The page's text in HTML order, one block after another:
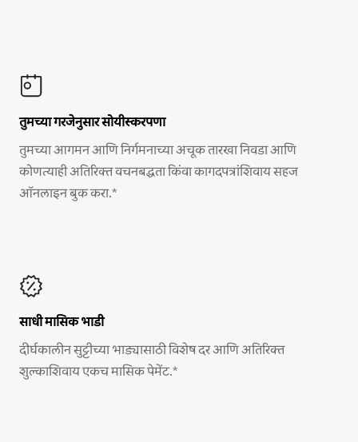
तुमच्या गरजेनुसार सोयीस्करपणा
तुमच्या आगमन आणि निर्गमनाच्या अचूक तारखा निवडा आणि
कोणत्याही अतिरिक्त वचनबद्धता किंवा कागदपत्रांशिवाय सहज
ऑनलाइन बुक करा.*
साधी मासिक भाडी
दीर्घकालीन सुट्टीच्या भाड्यासाठी विशेष दर आणि अतिरिक्त
शुल्काशिवाय एकच मासिक पेमेंट.*